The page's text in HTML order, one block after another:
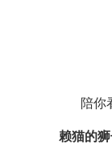
陪你
赖猫的狮